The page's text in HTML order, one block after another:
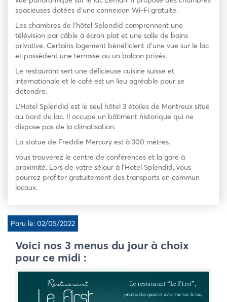
spacieuses dotées d’une connexion Wi-Fi gratuite.
Les chambres de l’hôtel Splendid comprennent une
télévision par câble à écran plat et une salle de bains
privative. Certains logement bénéficient d’une vue sur le lac
et possèdent une terrasse ou un balcon privés.
Le restaurant sert une délicieuse cuisine suisse et
internationale et le café est un lieu agréable pour se
détendre.
L’Hotel Splendid est le seul hôtel 3 étoiles de Montreux situé
au bord du lac. Il occupe un bâtiment historique qui ne
dispose pas de la climatisation.
La statue de Freddie Mercury est à 300 mètres.
Vous trouverez le centre de conférences et la gare à
proximité. Lors de votre séjour à l’Hotel Splendid, vous
pourrez profiter gratuitement des transports en commun
locaux.
Paru le: 02/05/2022
Voici nos 3 menus du jour à choix
pour ce midi :